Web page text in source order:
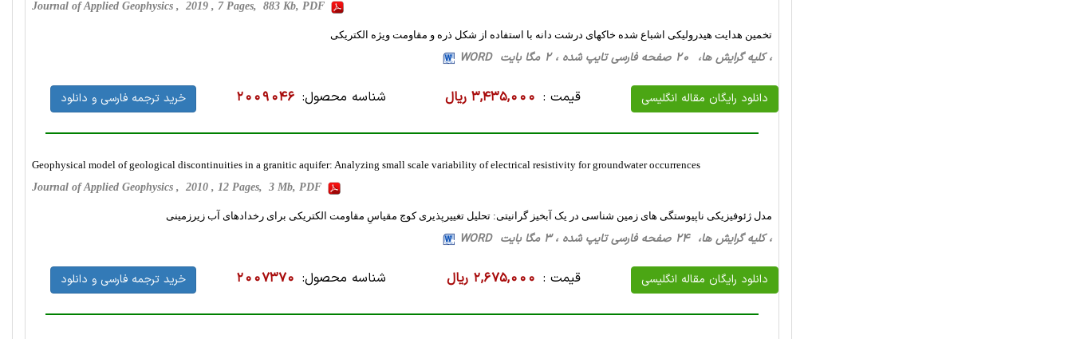
Journal of Applied Geophysics , 2019 , 7 Pages, 883 Kb, PDF
تخمین هدایت هیدرولیکی اشباع شده خاکهای درشت دانه با استفاده از شکل ذره و مقاومت ویژه الکتریکی
، کلیه گرایش ها، 20 صفحه فارسی تایپ شده ، 2 مگا بایت WORD
دانلود رایگان مقاله انگلیسی قیمت : 3,435,000 ریال شناسه محصول: 2009046 خرید ترجمه فارسی و دانلود
Geophysical model of geological discontinuities in a granitic aquifer: Analyzing small scale variability of electrical resistivity for groundwater occurrences
Journal of Applied Geophysics , 2010 , 12 Pages, 3 Mb, PDF
مدل ژئوفیزیکی ناپیوستگی های زمین شناسی در یک آبخیز گرانیتی: تحلیل تغییرپذیری کوچ مقیاسِ مقاومت الکتریکی برای رخدادهای آب زیرزمینی
، کلیه گرایش ها، 24 صفحه فارسی تایپ شده ، 3 مگا بایت WORD
دانلود رایگان مقاله انگلیسی قیمت : 2,675,000 ریال شناسه محصول: 2007370 خرید ترجمه فارسی و دانلود